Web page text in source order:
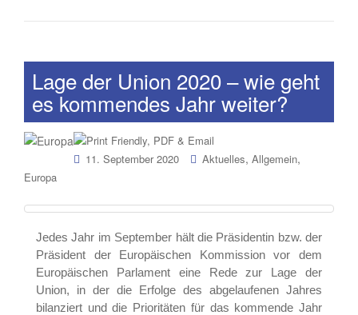
Lage der Union 2020 – wie geht
es kommendes Jahr weiter?
11. September 2020 Aktuelles, Allgemein,
Europa
Jedes Jahr im September hält die Präsidentin bzw. der
Präsident der Europäischen Kommission vor dem
Europäischen Parlament eine Rede zur Lage der
Union, in der die Erfolge des abgelaufenen Jahres
bilanziert und die Prioritäten für das kommende Jahr